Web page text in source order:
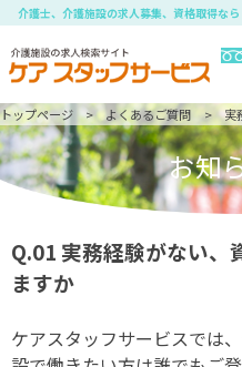
介護士、介護施設の求人募集、資格取得なら
トップページ よくあるご質問 実
お知
Q.01 実務経験がない、
ますか
ケアスタッフサービスでは